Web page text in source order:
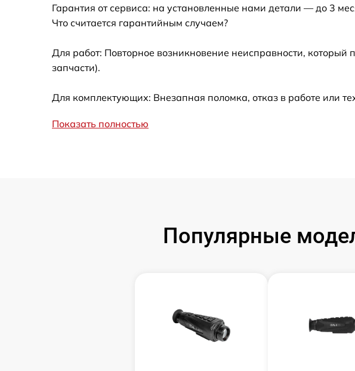
Ремонт встроенного дальнометра и
других устройств
Замена микросхемы логики
Ремонт цепи питания
Прошивка (Обновление ПО)
Гарантия от сервиса: на установленные нами детали — до 3
Что считается гарантийным случаем?
Для работ: Повторное возникновение неисправности,
запчасти).
Для комплектующих: Внезапная поломка, отказ в работе или
Показать полностью
Популярные